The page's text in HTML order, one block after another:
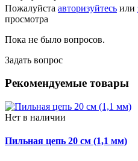
Пожалуйста авторизуйтесь или
просмотра
Пока не было вопросов.
Задать вопрос
Рекомендуемые товары
Нет в наличии
Пильная цепь 20 см (1,1 мм)